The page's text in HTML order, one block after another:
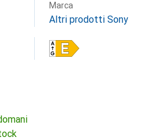
Marca
Altri prodotti Sony